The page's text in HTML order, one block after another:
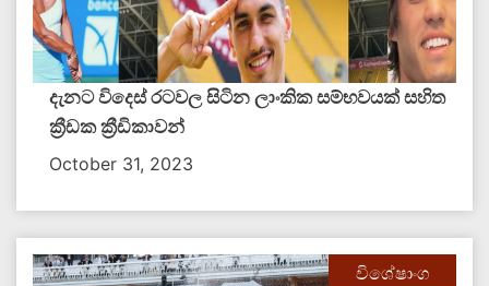
දැනට විදෙස් රටවල සිටින ලාංකික​ සම්භවයක් සහිත
ක්‍රීඩක ක්‍රීඩිකාවන්
October 31, 2023
විශේෂාංග